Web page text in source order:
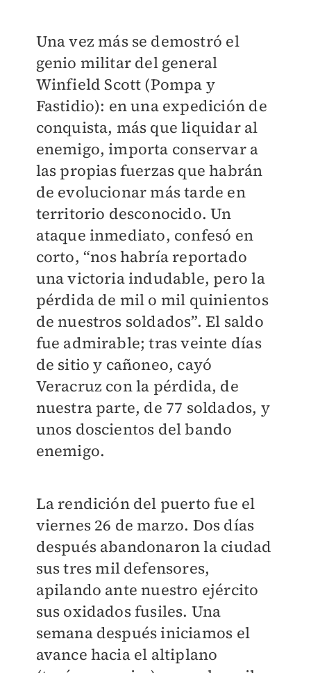
Una vez más se demostró el
genio militar del general
Winfield Scott (Pompa y
Fastidio): en una expedición de
conquista, más que liquidar al
enemigo, importa conservar a
las propias fuerzas que habrán
de evolucionar más tarde en
territorio desconocido. Un
ataque inmediato, confesó en
corto, “nos habría reportado
una victoria indudable, pero la
pérdida de mil o mil quinientos
de nuestros soldados”. El saldo
fue admirable; tras veinte días
de sitio y cañoneo, cayó
Veracruz con la pérdida, de
nuestra parte, de 77 soldados, y
unos doscientos del bando
enemigo.
La rendición del puerto fue el
viernes 26 de marzo. Dos días
después abandonaron la ciudad
sus tres mil defensores,
apilando ante nuestro ejército
sus oxidados fusiles. Una
semana después iniciamos el
avance hacia el altiplano